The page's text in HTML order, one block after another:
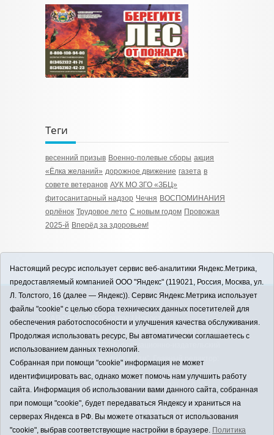
Теги
весенний призыв Военно-полевые сборы акция
«Ёлка желаний» дорожное движение газета в
совете ветеранов АУК МО ЗГО «ЗБЦ»
фитосанитарный надзор Чечня ВОСПОМИНАНИЯ
орлёнок Трудовое лето С новым годом Провожая
2025-й Вперёд за здоровьем!
12+
ЗАВОДОУКОВСК online / Новости
Заводоуковского муниципального округа, 2026
Учредитель: АНО "Информационно-издательский
центр "Заводоуковские вести". Главный редактор:
E-mail:
zavest@obl72.ru
Тел.: 8 (34542) 2-10-33
Политика оператора
Регистрационный номер Эл № ФС 77-66397 от
14.07.2016г. выдан Федеральной службой по
Настоящий ресурс использует сервис веб-аналитики Яндекс.Метрика,
предоставляемый компанией ООО "Яндекс" (119021, Россия, Москва, ул.
Л. Толстого, 16 (далее — Яндекс)). Сервис Яндекс.Метрика использует
файлы "cookie" с целью сбора технических данных посетителей для
обеспечения работоспособности и улучшения качества обслуживания.
Продолжая использовать ресурс, Вы автоматически соглашаетесь с
использованием данных технологий.
Собранная при помощи "cookie" информация не может
идентифицировать вас, однако может помочь нам улучшить работу
сайта. Информация об использовании вами данного сайта, собранная
при помощи "cookie", будет передаваться Яндексу и храниться на
серверах Яндекса в РФ. Вы можете отказаться от использования
"cookie", выбрав соответствующие настройки в браузере. Политика